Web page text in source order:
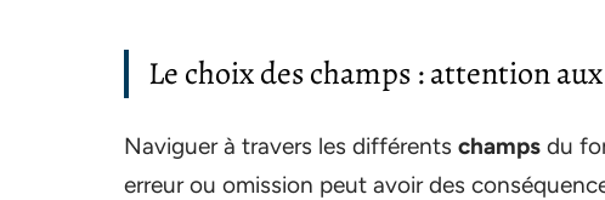
Le choix des champs : attention
Naviguer à travers les différents champs du
erreur ou omission peut avoir des